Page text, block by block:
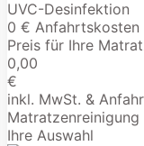
UVC-Desinfektion
0 € Anfahrtskosten
Preis für Ihre
0,00
€
inkl. MwSt. &
Matratzenreinigung
Ihre Auswahl